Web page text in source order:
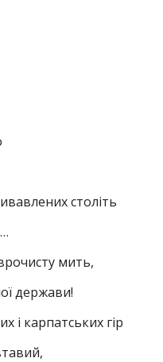
століть
мить,
держави!
і карпатських гір